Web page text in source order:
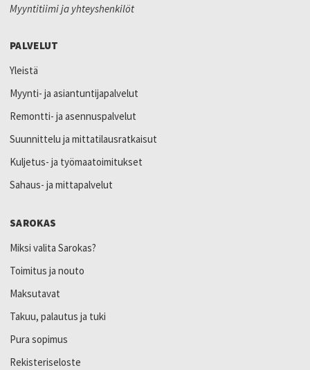
Myyntitiimi ja yhteyshenkilöt
PALVELUT
Yleistä
Myynti- ja asiantuntijapalvelut
Remontti- ja asennuspalvelut
Suunnittelu ja mittatilausratkaisut
Kuljetus- ja työmaatoimitukset
Sahaus- ja mittapalvelut
SAROKAS
Miksi valita Sarokas?
Toimitus ja nouto
Maksutavat
Takuu, palautus ja tuki
Pura sopimus
Rekisteriseloste